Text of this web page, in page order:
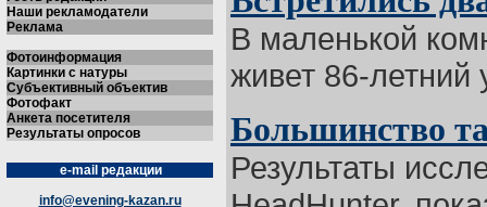
Наши рекламодатели
Реклама
Фотоинформация
Картинки с натуры
Субъективный объектив
Фотофакт
Анкета посетителя
Результаты опросов
e-mail редакции
info@evening-kazan.ru
В маленькой
живет 86-летний
Большинство
Результаты